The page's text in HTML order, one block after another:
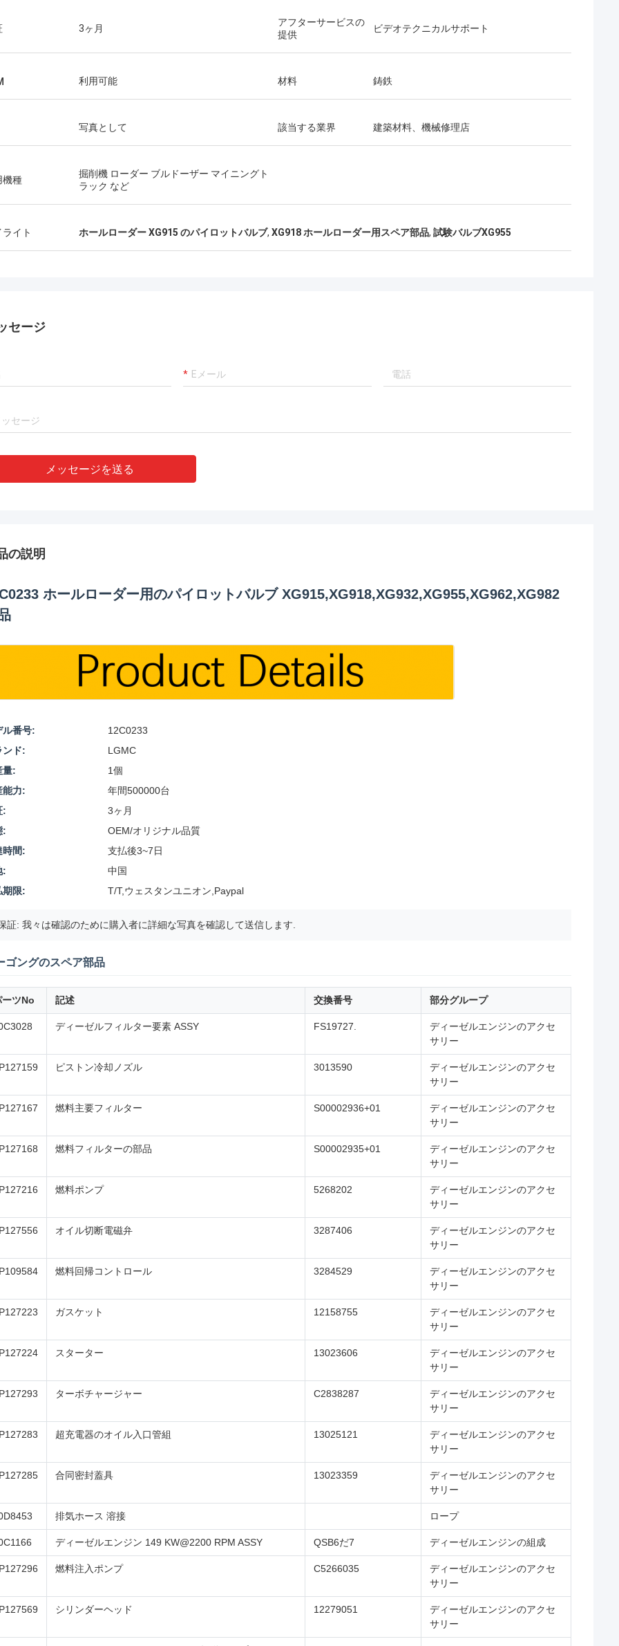
3ヶ月
アフターサービスの
提供
ビデオテクニカルサポート
利用可能 材料 鋳鉄
写真として 該当する業界 建築材料、機械修理店
機種
掘削機 ローダー ブルドーザー マイニングト
ラック など
イト ホールローダー XG915 のパイロットバルブ, XG918 ホールローダー用スペア部品, 試験バルブXG955
セージ
メッセージを送る
の説明
ホールローダー用のパイロットバルブ XG915,XG918,XG932,XG955,XG962,XG982
ル番号:
12C0233
ンド:
LGMC
量:
1個
能力:
年間500000台
:
3ヶ月
:
OEM/オリジナル品質
時間:
支払後3~7日
:
中国
期限:
T/T,ウェスタンユニオン,Paypal
証: 我々は確認のために購入者に詳細な写真を確認して送信します.
ゴングのスペア部品
ーツNo 記述 交換番号 部分グループ
ディーゼルフィルター要素 ASSY FS19727.
ディーゼルエンジンのアクセ
サリー
ピストン冷却ノズル 3013590
ディーゼルエンジンのアクセ
サリー
燃料主要フィルター S00002936+01
ディーゼルエンジンのアクセ
サリー
燃料フィルターの部品 S00002935+01
ディーゼルエンジンのアクセ
サリー
燃料ポンプ 5268202
ディーゼルエンジンのアクセ
サリー
オイル切断電磁弁 3287406
ディーゼルエンジンのアクセ
サリー
燃料回帰コントロール 3284529
ディーゼルエンジンのアクセ
サリー
ガスケット 12158755
ディーゼルエンジンのアクセ
サリー
スターター 13023606
ディーゼルエンジンのアクセ
サリー
ターボチャージャー C2838287
ディーゼルエンジンのアクセ
サリー
超充電器のオイル入口管組 13025121
ディーゼルエンジンのアクセ
サリー
合同密封蓋具 13023359
ディーゼルエンジンのアクセ
サリー
排気ホース 溶接 ロープ
ディーゼルエンジン 149 KW@2200 RPM ASSY QSB6だ7 ディーゼルエンジンの組成
燃料注入ポンプ C5266035
ディーゼルエンジンのアクセ
サリー
シリンダーヘッド 12279051
ディーゼルエンジンのアクセ
サリー